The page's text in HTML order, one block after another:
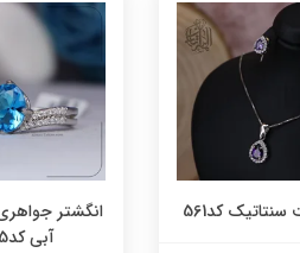
کد561
انگشتر
آبی کد565